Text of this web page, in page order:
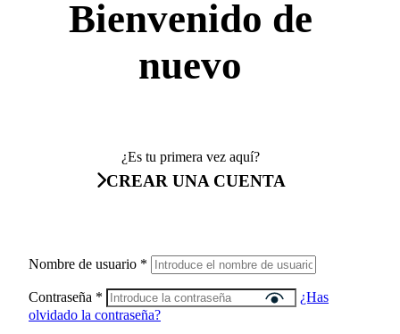
Bienvenido de
nuevo
¿Es tu primera vez aquí?
CREAR UNA CUENTA
Nombre de usuario *
Contraseña *
¿Has
olvidado la contraseña?